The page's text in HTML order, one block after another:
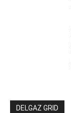
DELGAZ GRID